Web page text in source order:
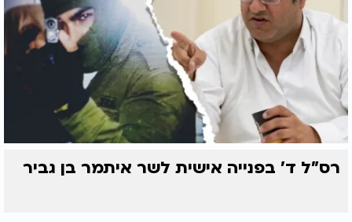
רס"ל ד' בפנייה אישית לשר איתמר בן גביר